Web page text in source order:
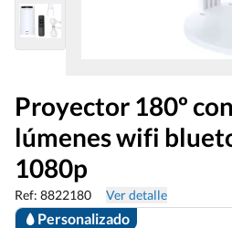
Proyector 180º
lúmenes wifi
1080p
Ref: 8822180 Ver detalle
Personalizado